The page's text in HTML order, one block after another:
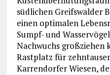
südlichen Greifswalder
einen optimalen
Sumpf- und
Nachwuchs großziehen
Rastplatz für
Karrendorfer Wiesen,